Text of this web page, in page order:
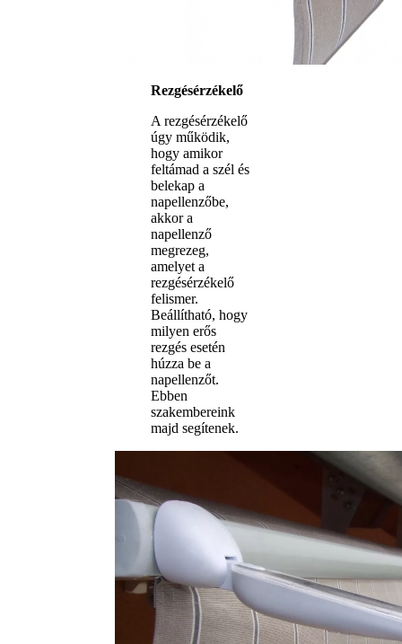
Rezgésérzékelő
A rezgésérzékelő
úgy működik,
hogy amikor
feltámad a szél és
belekap a
napellenzőbe,
akkor a
napellenző
megrezeg,
amelyet a
rezgésérzékelő
felismer.
Beállítható, hogy
milyen erős
rezgés esetén
húzza be a
napellenzőt.
Ebben
szakembereink
majd segítenek.